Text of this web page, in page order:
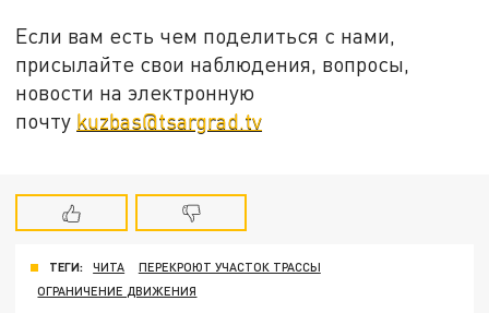
Если вам есть чем поделиться с нами,
присылайте свои наблюдения, вопросы,
новости на электронную
почту kuzbas@tsargrad.tv
ТЕГИ: ЧИТА
ПЕРЕКРОЮТ УЧАСТОК ТРАССЫ
ОГРАНИЧЕНИЕ ДВИЖЕНИЯ